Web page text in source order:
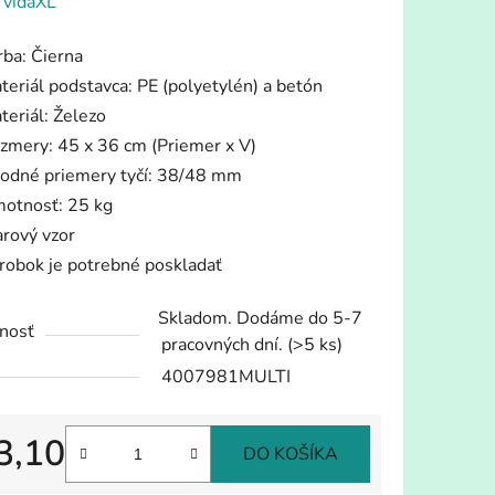
Čierna
podstavca: PE (polyetylén) a betón
Železo
45 x 36 cm (Priemer x V)
priemery tyčí: 38/48 mm
25 kg
vzor
je potrebné poskladať
Skladom. Dodáme do 5-7
pracovných dní. (>5 ks)
4007981MULTI
cena:
DO KOŠÍKA